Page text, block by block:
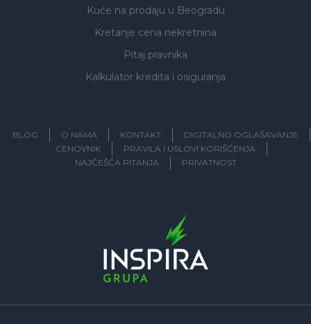
Kuće na prodaju u Beogradu
Kretanje cena nekretnina
Pitaj pravnika
Kalkulator kredita i osiguranja
BLOG O NAMA KONTAKT
DIGITALNO OGLAŠAVANJE
CENOVNIK
PRAVILA I USLOVI KORIŠĆENJA
NAJČEŠĆA PITANJA
PRIVATNOST